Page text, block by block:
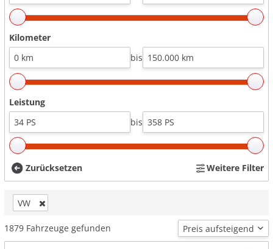
Kilometer
bis
Leistung
bis
Zurücksetzen Weitere Filter
VW
1879 Fahrzeuge gefunden